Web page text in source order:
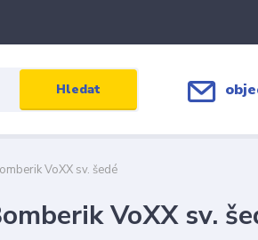
Hledat
VoXX sv. šedé
VoXX sv.